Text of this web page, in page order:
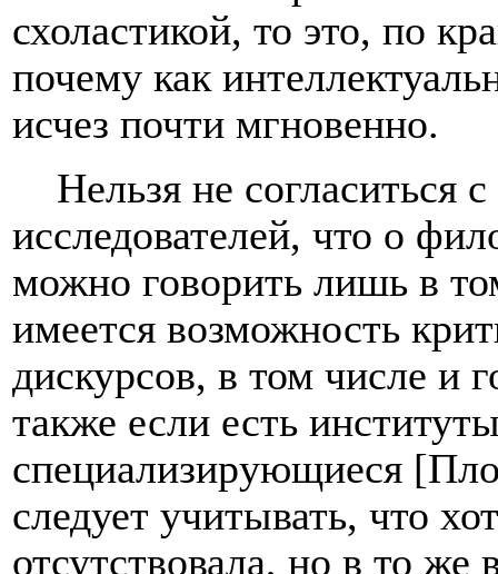
схоластикой, то это, по
почему как
исчез почти мгновенно.
Нельзя не согласиться
исследователей, что о
можно говорить лишь в
имеется возможность
дискурсов, в том числе и
также если есть
cпeциaлизиpyющиecя
следует учитывать, что
отсутствовала, но в то же